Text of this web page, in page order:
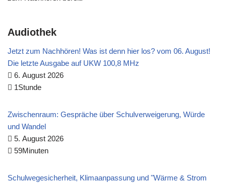
Audiothek
Jetzt zum Nachhören! Was ist denn hier los? vom 06. August!
Die letzte Ausgabe auf UKW 100,8 MHz
6. August 2026
1Stunde
Zwischenraum: Gespräche über Schulverweigerung, Würde
und Wandel
5. August 2026
59Minuten
Schulwegesicherheit, Klimaanpassung und "Wärme & Strom